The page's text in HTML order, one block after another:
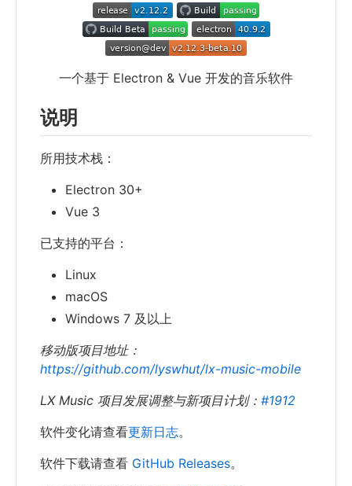
一个基于 Electron & Vue 开发的音乐软件
说明
所用技术栈：
Electron 30+
Vue 3
已支持的平台：
Linux
macOS
Windows 7 及以上
移动版项目地址：
https://github.com/lyswhut/lx-music-mobile
LX Music 项目发展调整与新项目计划： #1912
软件变化请查看更新日志。
软件下载请查看 GitHub Releases。